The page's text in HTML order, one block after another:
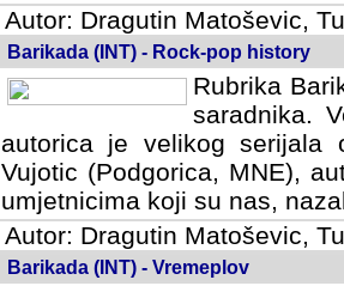
Autor: Dragutin Matoševic,
Barikada (INT) - Rock-pop history
Rubrika
saradnika.
autorica je velikog serijala
Vujotic (Podgorica, MNE),
umjetnicima koji su nas,
Autor: Dragutin Matoševic,
Barikada (INT) - Vremeplov